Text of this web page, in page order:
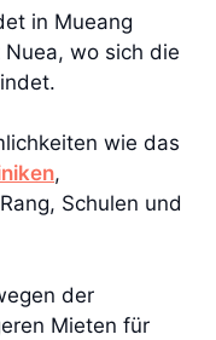
in Mueang
wo sich die
wie das
,
Schulen und
der
Mieten für